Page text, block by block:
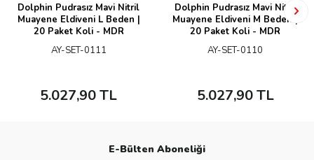
Dolphin Pudrasız Mavi Nitril
Muayene Eldiveni L Beden |
20 Paket Koli - MDR
AY-SET-0111
5.027,90TL
Dolphin Pudrasız Mavi Nitril
Muayene Eldiveni M Beden |
20 Paket Koli - MDR
AY-SET-0110
5.027,90TL
E-Bülten Aboneliği